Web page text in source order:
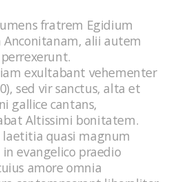
fratrem Egidium
alii autem
exultabant vehementer
sed vir sanctus, alta et
gallice cantans,
Altissimi bonitatem.
quasi magnum
evangelico praedio
amore omnia